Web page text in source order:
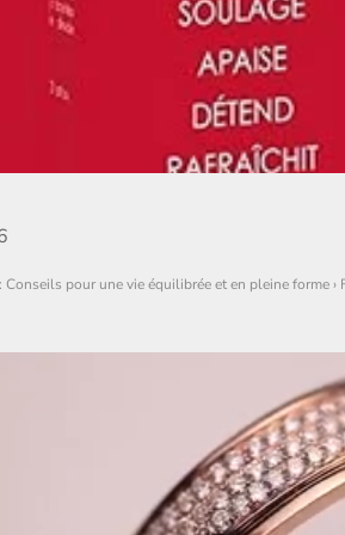
Conseils pour une vie équilibrée et en pleine forme›